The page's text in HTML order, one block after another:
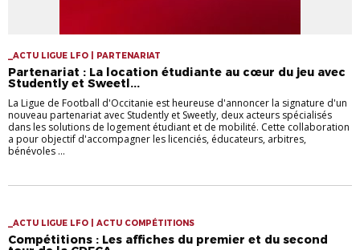
_ACTU LIGUE LFO | PARTENARIAT
Partenariat : La location étudiante au cœur du jeu avec
Studently et Sweetl...
La Ligue de Football d'Occitanie est heureuse d'annoncer la signature d'un
nouveau partenariat avec Studently et Sweetly, deux acteurs spécialisés
dans les solutions de logement étudiant et de mobilité. Cette collaboration
a pour objectif d'accompagner les licenciés, éducateurs, arbitres,
bénévoles ...
_ACTU LIGUE LFO | ACTU COMPÉTITIONS
Compétitions : Les affiches du premier et du second